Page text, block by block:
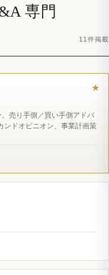
専門
11件掲載
売り手側／買い手側アドバ
ンドオピニオン、事業計画策